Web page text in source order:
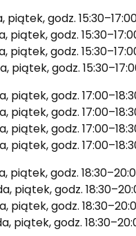
piątek, godz.
piątek, godz.
piątek, godz.
piątek, godz.
piątek, godz.
piątek, godz.
piątek, godz.
piątek, godz.
piątek, godz.
piątek, godz.
piątek, godz.
piątek, godz.